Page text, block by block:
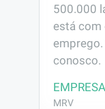
500.000
está com
conosco.
EMPRESA
MRV